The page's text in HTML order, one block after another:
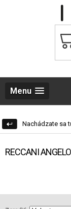
Menu
Nachádzate sa
RECCANI ANGELO